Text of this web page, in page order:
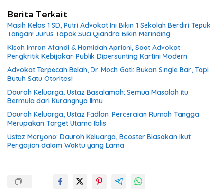
Berita Terkait
Masih Kelas 1 SD, Putri Advokat Ini Bikin 1 Sekolah Berdiri Tepuk
Tangan! Jurus Tapak Suci Qiandra Bikin Merinding
Kisah Imron Afandi & Hamidah Apriani, Saat Advokat
Pengkritik Kebijakan Publik Dipersunting Kartini Modern
Advokat Terpecah Belah, Dr. Moch Gati: Bukan Single Bar, Tapi
Butuh Satu Otoritas!
Dauroh Keluarga, Ustaz Basalamah: Semua Masalah itu
Bermula dari Kurangnya Ilmu
Dauroh Keluarga, Ustaz Fadlan: Perceraian Rumah Tangga
Merupakan Target Utama Iblis
Ustaz Maryono: Dauroh Keluarga, Booster Biasakan Ikut
Pengajian dalam Waktu yang Lama